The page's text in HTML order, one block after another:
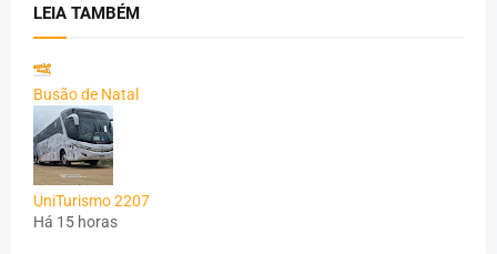
LEIA TAMBÉM
Busão de Natal
UniTurismo 2207
Há 15 horas